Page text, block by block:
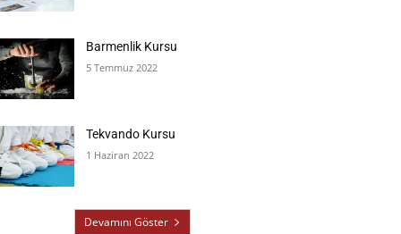
Barmenlik Kursu
5 Temmuz 2022
Tekvando Kursu
1 Haziran 2022
Devamını Göster